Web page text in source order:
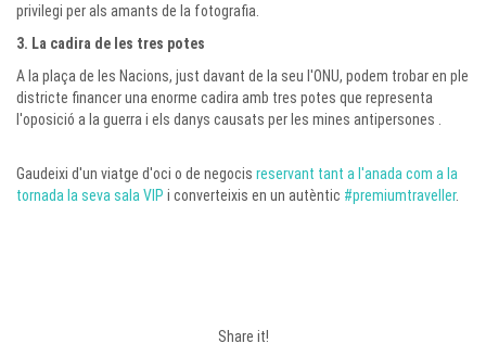
privilegi per als amants de la fotografia.
3. La cadira de les tres potes
A la plaça de les Nacions, just davant de la seu l'ONU, podem trobar en ple
districte financer una enorme cadira amb tres potes que representa
l'oposició a la guerra i els danys causats per les mines antipersones .
Gaudeixi d'un viatge d'oci o de negocis reservant tant a l'anada com a la
tornada la seva sala VIP i converteixis en un autèntic #premiumtraveller.
Share it!